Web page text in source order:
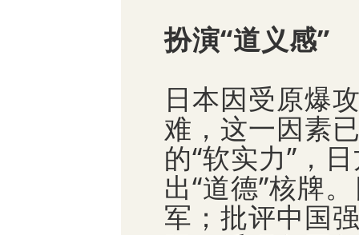
扮演“道义感”
日本因受原爆
难，这一因素
的“软实力”，
出“道德”核牌
军；批评中国